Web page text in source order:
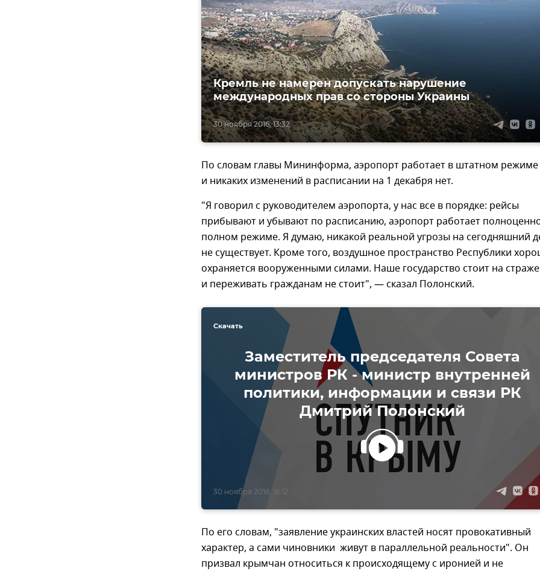
30 ноября 2016, 13:32
Кремль не намерен допускать нарушение
международных прав со стороны Украины
По словам главы Мининформа, аэропорт работает в штатном режиме
и никаких изменений в расписании на 1 декабря нет.
"Я говорил с руководителем аэропорта, у нас все в порядке: рейсы
прибывают и убывают по расписанию, аэропорт работает
полном режиме. Я думаю, никакой реальной угрозы на сегодняшний
не существует. Кроме того, воздушное пространство Республики
охраняется вооруженными силами. Наше государство стоит на страже
и переживать гражданам не стоит", — сказал Полонский.
Заместитель председателя Совета
министров РК - министр внутренней
политики, информации и связи РК
Дмитрий Полонский
30 ноября 2016, 16:12
Скачать
По его словам, "заявление украинских властей носят провокативный
характер, а сами чиновники живут в параллельной реальности". Он
призвал крымчан относиться к происходящему с иронией и не